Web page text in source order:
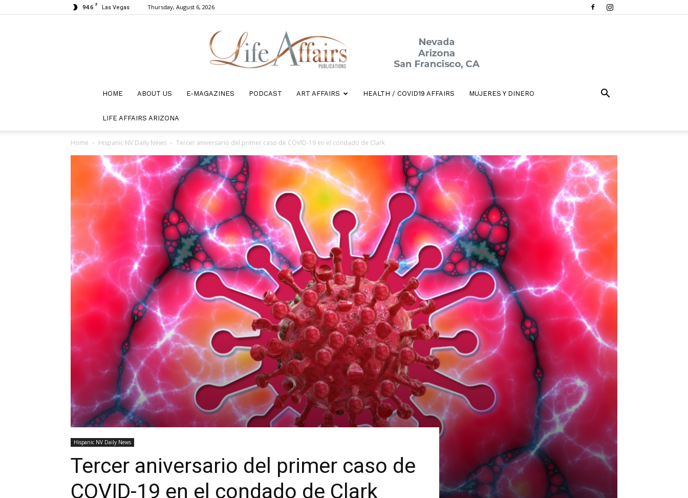
94.6 F Las Vegas Thursday, August 6, 2026
Affairs
Luxury
Magazine
HOME ABOUT US E-MAGAZINES PODCAST ART AFFAIRS HEALTH / COVID19 AFFAIRS MUJERES Y DINERO
LIFE AFFAIRS ARIZONA
Home Hispanic NV Daily News Tercer aniversario del primer caso de COVID-19 en el condado de Clark
Hispanic NV Daily News
Tercer aniversario del primer caso de
COVID-19 en el condado de Clark